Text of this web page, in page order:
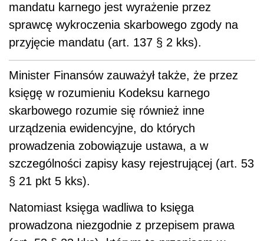
mandatu karnego jest wyrażenie przez
sprawcę wykroczenia skarbowego zgody na
przyjęcie mandatu (art. 137 § 2 kks).
Minister Finansów zauważył także, że przez
księgę w rozumieniu Kodeksu karnego
skarbowego rozumie się również inne
urządzenia ewidencyjne, do których
prowadzenia zobowiązuje ustawa, a w
szczególności zapisy kasy rejestrującej (art. 53
§ 21 pkt 5 kks).
Natomiast księga wadliwa to księga
prowadzona niezgodnie z przepisem prawa